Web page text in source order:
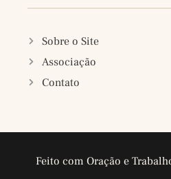
Sobre o Site
Associação
Contato
Feito com Oração e